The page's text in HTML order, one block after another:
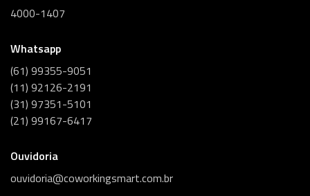
4000-1407
Whatsapp
(61) 99355-9051
(11) 92126-2191
(31) 97351-5101
(21) 99167-6417
Ouvidoria
ouvidoria@coworkingsmart.com.br